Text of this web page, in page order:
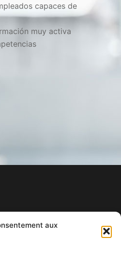
aux
capaces de
muy activa
57 76 76